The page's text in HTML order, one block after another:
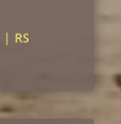
| RS